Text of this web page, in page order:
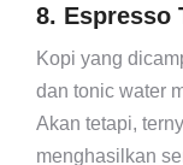
8. Espresso
Kopi yang
dan tonic water
Akan tetapi,
menghasilkan